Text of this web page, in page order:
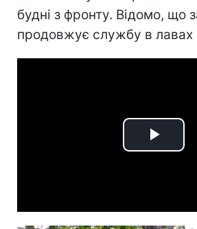
будні з фронту. Відомо, що
продовжує службу в лавах
Play